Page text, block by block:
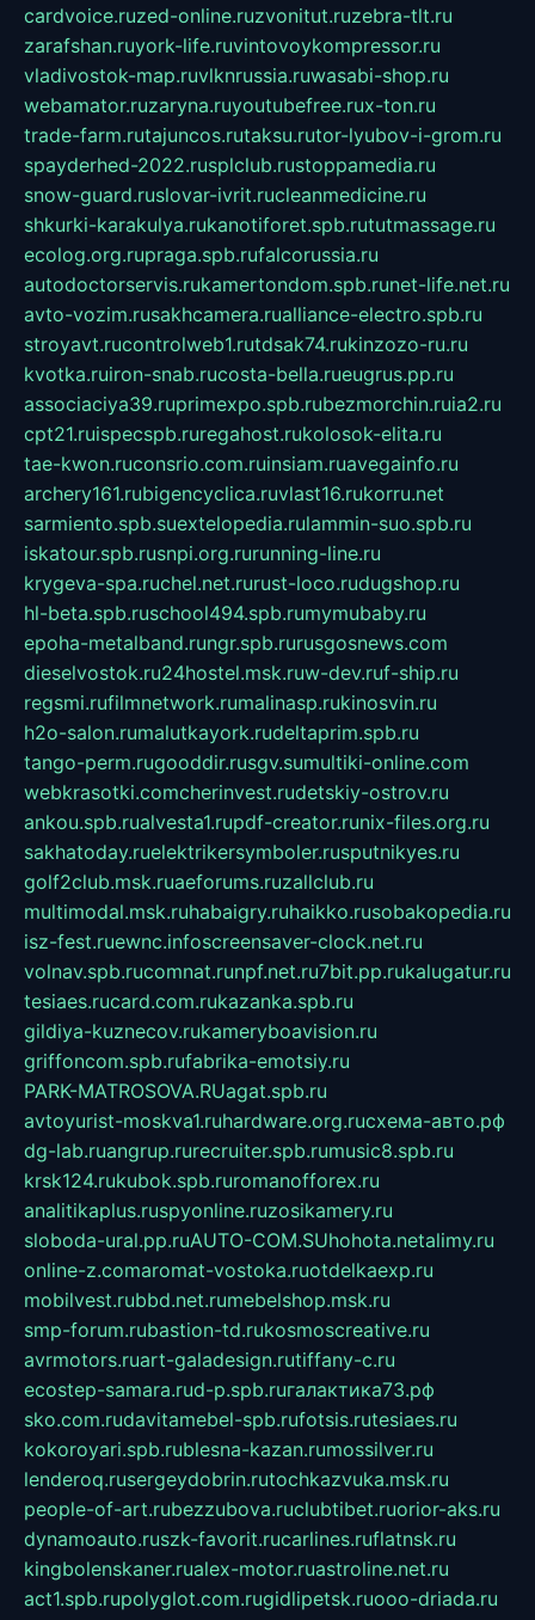
cardvoice.ruzed-online.ruzvonitut.ruzebra-tlt.ru
zarafshan.ruyork-life.ruvintovoykompressor.ru
vladivostok-map.ruvlknrussia.ruwasabi-shop.ru
webamator.ruzaryna.ruyoutubefree.rux-ton.ru
trade-farm.rutajuncos.rutaksu.rutor-lyubov-i-grom.ru
spayderhed-2022.rusplclub.rustoppamedia.ru
snow-guard.ruslovar-ivrit.rucleanmedicine.ru
shkurki-karakulya.rukanotiforet.spb.rututmassage.ru
ecolog.org.rupraga.spb.rufalcorussia.ru
autodoctorservis.rukamertondom.spb.runet-life.net.ru
avto-vozim.rusakhcamera.rualliance-electro.spb.ru
stroyavt.rucontrolweb1.rutdsak74.rukinzozo-ru.ru
kvotka.ruiron-snab.rucosta-bella.rueugrus.pp.ru
associaciya39.ruprimexpo.spb.rubezmorchin.ruia2.ru
cpt21.ruispecspb.ruregahost.rukolosok-elita.ru
tae-kwon.ruconsrio.com.ruinsiam.ruavegainfo.ru
archery161.rubigencyclica.ruvlast16.rukorru.net
sarmiento.spb.suextelopedia.rulammin-suo.spb.ru
iskatour.spb.rusnpi.org.rurunning-line.ru
krygeva-spa.ruchel.net.rurust-loco.rudugshop.ru
hl-beta.spb.ruschool494.spb.rumymubaby.ru
epoha-metalband.rungr.spb.rurusgosnews.com
dieselvostok.ru24hostel.msk.ruw-dev.ruf-ship.ru
regsmi.rufilmnetwork.rumalinasp.rukinosvin.ru
h2o-salon.rumalutkayork.rudeltaprim.spb.ru
tango-perm.rugooddir.rusgv.sumultiki-online.com
webkrasotki.comcherinvest.rudetskiy-ostrov.ru
ankou.spb.rualvesta1.rupdf-creator.runix-files.org.ru
sakhatoday.ruelektrikersymboler.rusputnikyes.ru
golf2club.msk.ruaeforums.ruzallclub.ru
multimodal.msk.ruhabaigry.ruhaikko.rusobakopedia.ru
isz-fest.ruewnc.infoscreensaver-clock.net.ru
volnav.spb.rucomnat.runpf.net.ru7bit.pp.rukalugatur.ru
tesiaes.rucard.com.rukazanka.spb.ru
gildiya-kuznecov.rukameryboavision.ru
griffoncom.spb.rufabrika-emotsiy.ru
PARK-MATROSOVA.RUagat.spb.ru
avtoyurist-moskva1.ruhardware.org.ruсхема-авто.рф
dg-lab.ruangrup.rurecruiter.spb.rumusic8.spb.ru
krsk124.rukubok.spb.ruromanofforex.ru
analitikaplus.ruspyonline.ruzosikamery.ru
sloboda-ural.pp.ruAUTO-COM.SUhohota.netalimy.ru
online-z.comaromat-vostoka.ruotdelkaexp.ru
mobilvest.rubbd.net.rumebelshop.msk.ru
smp-forum.rubastion-td.rukosmoscreative.ru
avrmotors.ruart-galadesign.rutiffany-c.ru
ecostep-samara.rud-p.spb.ruгалактика73.рф
sko.com.rudavitamebel-spb.rufotsis.rutesiaes.ru
kokoroyari.spb.rublesna-kazan.rumossilver.ru
lenderoq.rusergeydobrin.rutochkazvuka.msk.ru
people-of-art.rubezzubova.ruclubtibet.ruorior-aks.ru
dynamoauto.ruszk-favorit.rucarlines.ruflatnsk.ru
kingbolenskaner.rualex-motor.ruastroline.net.ru
act1.spb.rupolyglot.com.rugidlipetsk.ruooo-driada.ru